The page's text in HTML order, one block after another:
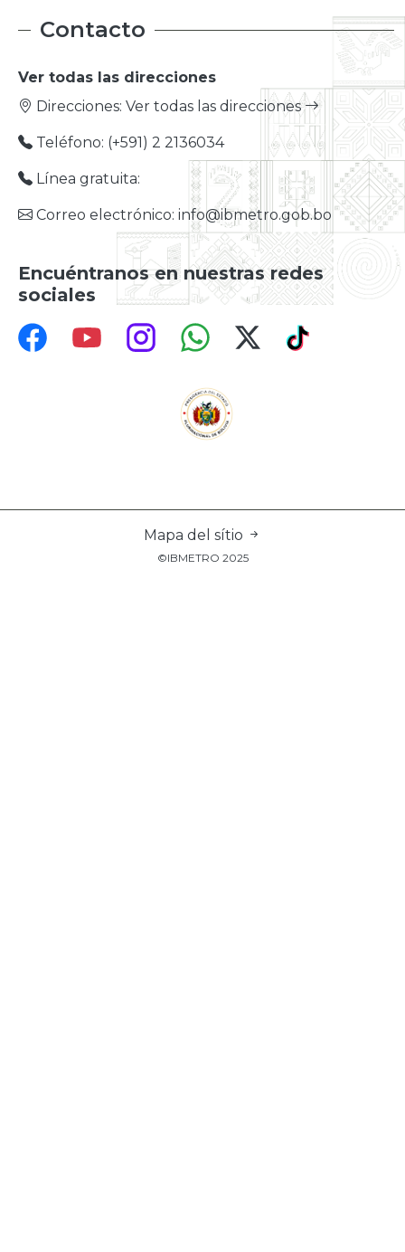
Contacto
Ver todas las direcciones
Direcciones: Ver todas las direcciones
Teléfono: (+591) 2 2136034
Línea gratuita:
Correo electrónico: info@ibmetro.gob.bo
Encuéntranos en nuestras redes
sociales
Mapa del sítio
©IBMETRO 2025